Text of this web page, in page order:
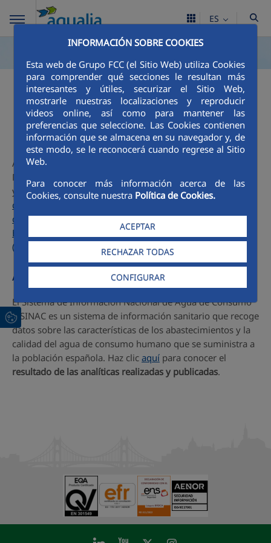
INFORMACIÓN SOBRE COOKIES
Esta web de Grupo FCC (el Sitio Web) utiliza Cookies
para comprender qué secciones le resultan más
interesantes y útiles, securizar el Sitio Web,
mostrarle nuestras localizaciones y reproducir
videos online, así como para mantener las
preferencias que seleccione. Las Cookies contienen
información que se almacena en su navegador y, de
este modo, se le reconocerá cuando regrese al Sitio
Web.
Para conocer más información acerca de las
Cookies, consulte nuestra Política de Cookies.
ACEPTAR
RECHAZAR TODAS
CONFIGURAR
ES
Calidad del agua
Aqualia, responsable de la gestión del agua de Vélez-
Málaga, realiza los análisis exigidos (de control, completos
y otros) segúnReal Decreto 3/2023 de 10 de enero, por el
que se establecen los criterios técnicos-sanitarios de la
calidad del agua de consumo, su control y suministro.
Boletín Oficial del Estado, núm. 9 de 11 de enero de 2023
(PDF, 857 KB)
Acceso a SINAC
El Sistema de Información Nacional de Agua de Consumo
o SINAC es un sistema de información sanitario que recoge
datos sobre las características de los abastecimientos y la
calidad del agua de consumo humano que se suministra a
la población española. Haz clic aquí para conocer el
resultado de las analíticas realizadas y publicadas.